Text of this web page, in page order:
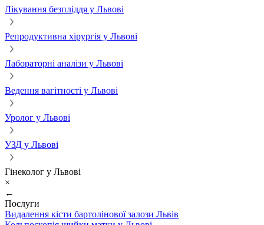
Лікування безпліддя у Львові
Репродуктивна хірургія у Львові
Лабораторні аналізи у Львові
Ведення вагітності у Львові
Уролог у Львові
УЗД у Львові
Гінеколог у Львові
×
←
Послуги
Видалення кісти бартолінової залози Львів